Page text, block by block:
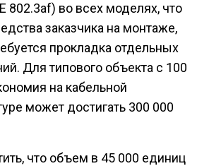
802.3af) во всех моделях, что
заказчика на монтаже,
прокладка отдельных
Для типового объекта с 100
на кабельной
может достигать 300 000
что объем в 45 000 единиц